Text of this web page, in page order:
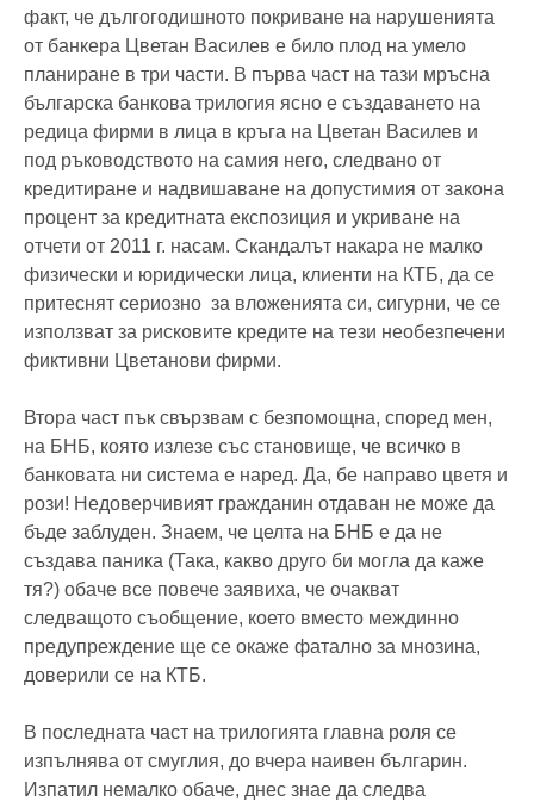
факт, че дългогодишното покриване на нарушенията
от банкера Цветан Василев е било плод на умело
планиране в три части. В първа част на тази мръсна
българска банкова трилогия ясно е създаването на
редица фирми в лица в кръга на Цветан Василев и
под ръководството на самия него, следвано от
кредитиране и надвишаване на допустимия от закона
процент за кредитната експозиция и укриване на
отчети от 2011 г. насам. Скандалът накара не малко
физически и юридически лица, клиенти на КТБ, да се
притеснят сериозно за вложенията си, сигурни, че се
използват за рисковите кредите на тези необезпечени
фиктивни Цветанови фирми.
Втора част пък свързвам с безпомощна, според мен,
на БНБ, която излезе със становище, че всичко в
банковата ни система е наред. Да, бе направо цветя и
рози! Недоверчивият гражданин отдаван не може да
бъде заблуден. Знаем, че целта на БНБ е да не
създава паника (Така, какво друго би могла да каже
тя?) обаче все повече заявиха, че очакват
следващото съобщение, което вместо междинно
предупреждение ще се окаже фатално за мнозина,
доверили се на КТБ.
В последната част на трилогията главна роля се
изпълнява от смуглия, до вчера наивен българин.
Изпатил немалко обаче, днес знае да следва